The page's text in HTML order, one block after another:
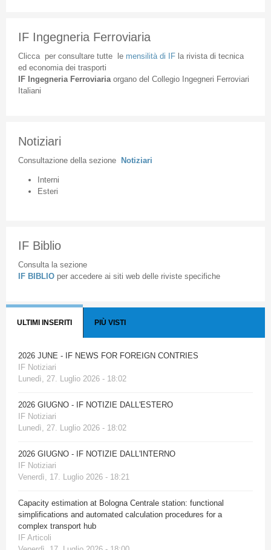
IF Ingegneria Ferroviaria
Cliccaper consultare tuttele mensilità di IFla rivista di tecnica
ed economia dei trasporti
IF Ingegneria Ferroviaria organodel Collegio Ingegneri Ferroviari
Italiani
Notiziari
Consultazione della sezione Notiziari
Interni
Esteri
IF Biblio
Consulta la sezione
IF BIBLIO per accedere ai siti web delle riviste specifiche
ULTIMI INSERITI PIÙ VISTI
2026 JUNE - IF NEWS FOR FOREIGN CONTRIES
IF Notiziari
Lunedì, 27. Luglio 2026 - 18:02
2026 GIUGNO - IF NOTIZIE DALL'ESTERO
IF Notiziari
Lunedì, 27. Luglio 2026 - 18:02
2026 GIUGNO - IF NOTIZIE DALL'INTERNO
IF Notiziari
Venerdì, 17. Luglio 2026 - 18:21
Capacity estimation at Bologna Centrale station: functional
simplifications and automated calculation procedures for a
complex transport hub
IF Articoli